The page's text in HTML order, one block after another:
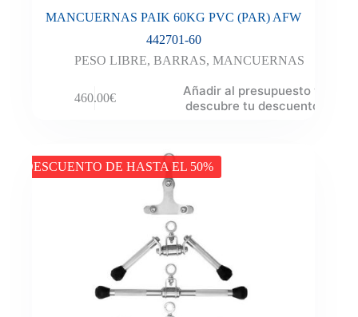
MANCUERNAS PAIK 60KG PVC (PAR) AFW
442701-60
PESO LIBRE,BARRAS,MANCUERNAS
460.00€
Añadir al presupuesto y
descubre tu descuento
DESCUENTO DE HASTA EL 50%